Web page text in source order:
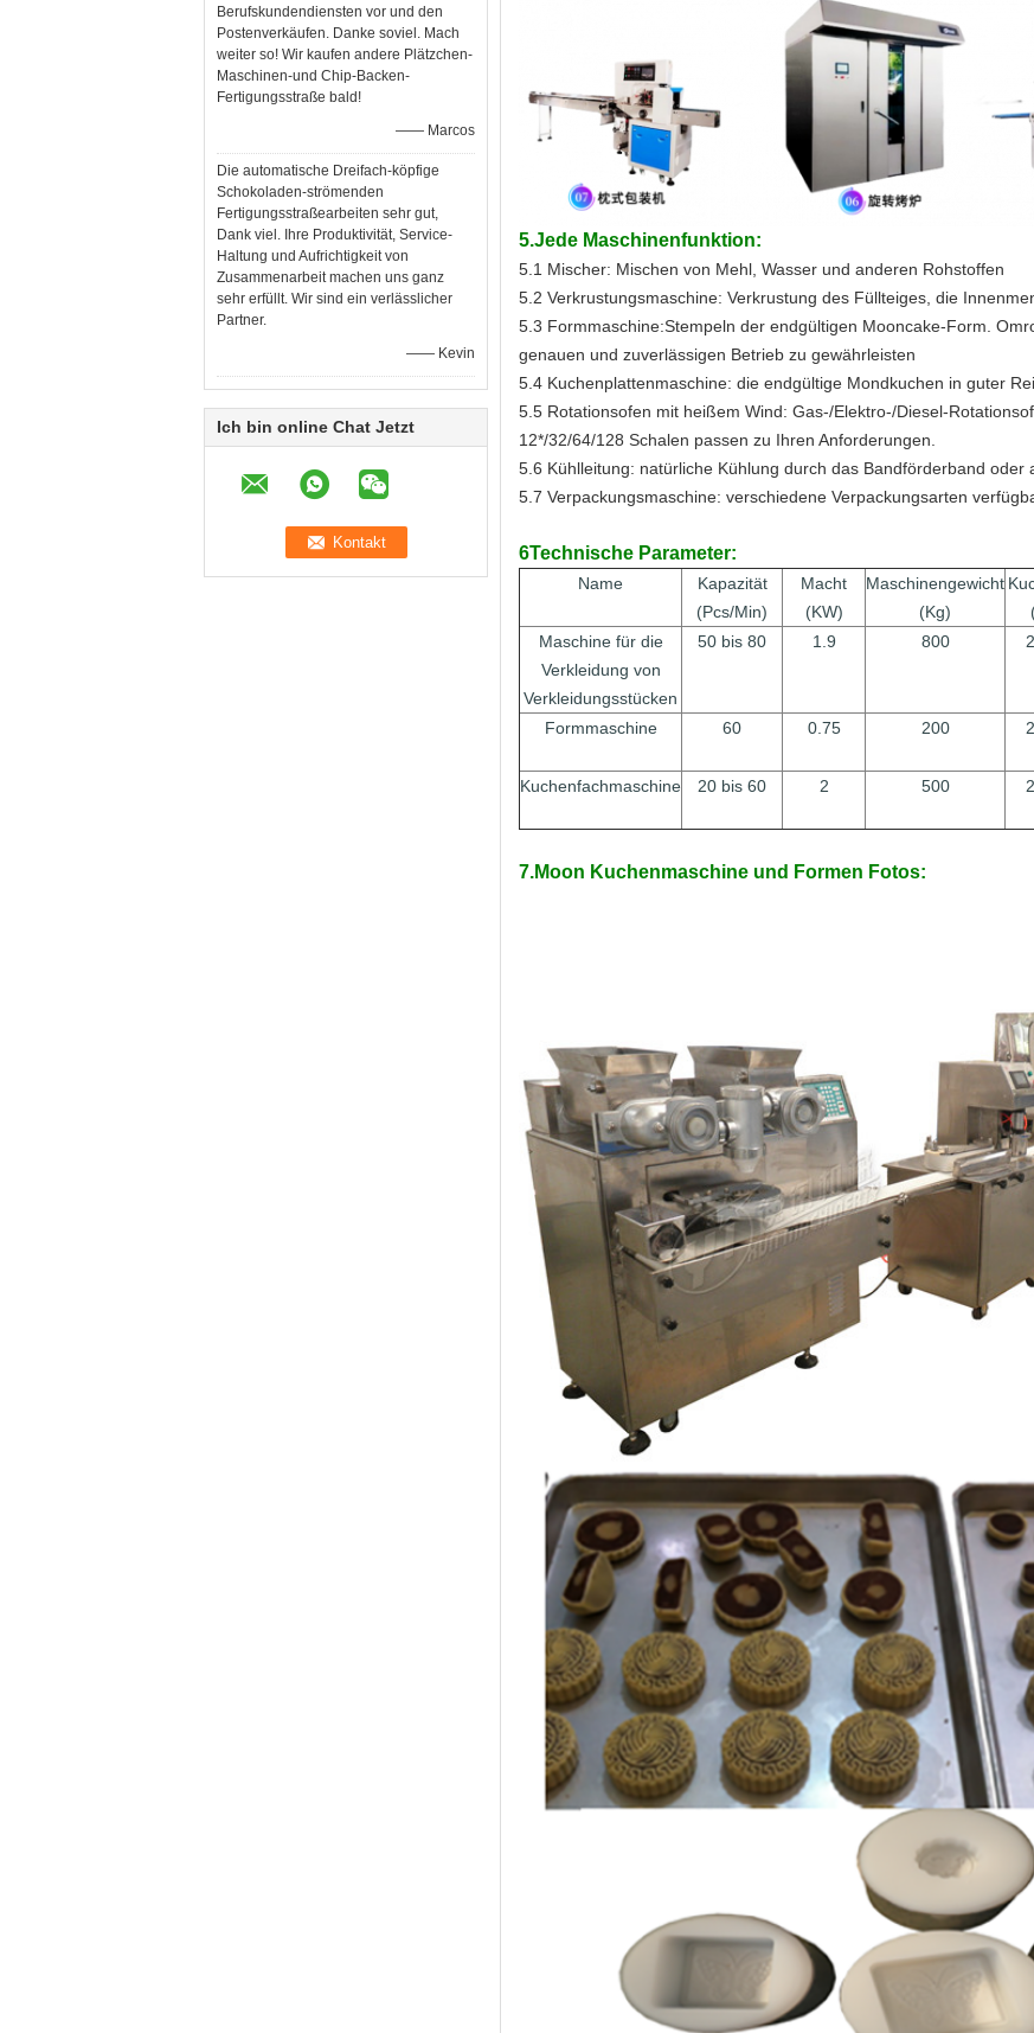
Berufskundendiensten vor und den
Postenverkäufen. Danke soviel. Mach
weiter so! Wir kaufen andere Plätzchen-
Maschinen-und Chip-Backen-
Fertigungsstraße bald!
—— Marcos
Die automatische Dreifach-köpfige
Schokoladen-strömenden
Fertigungsstraßearbeiten sehr gut,
Dank viel. Ihre Produktivität, Service-
Haltung und Aufrichtigkeit von
Zusammenarbeit machen uns ganz
sehr erfüllt. Wir sind ein verlässlicher
Partner.
—— Kevin
Ich bin online Chat Jetzt
5.Jede Maschinenfunktion:
5.1 Mischer: Mischen von Mehl, Wasser und anderen Rohstoffen
5.2 Verkrustungsmaschine: Verkrustung des Füllteiges, die
5.3 Formmaschine:Stempeln der endgültigen Mooncake-Form.
genauen und zuverlässigen Betrieb zu gewährleisten
5.4 Kuchenplattenmaschine: die endgültige Mondkuchen in guter
5.5 Rotationsofen mit heißem Wind: Gas-/Elektro-/Diesel-
12*/32/64/128 Schalen passen zu Ihren Anforderungen.
5.6 Kühlleitung: natürliche Kühlung durch das Bandförderband oder
5.7 Verpackungsmaschine: verschiedene Verpackungsarten
6Technische Parameter:
Name
Kapazität
(Pcs/Min)
Macht
(KW)
Maschinengewicht
(Kg)
Maschine für die
Verkleidung von
Verkleidungsstücken
50 bis 80 1.9 800
Formmaschine 60 0.75 200
Kuchenfachmaschine 20 bis 60 2 500
7.Moon Kuchenmaschine und Formen Fotos: